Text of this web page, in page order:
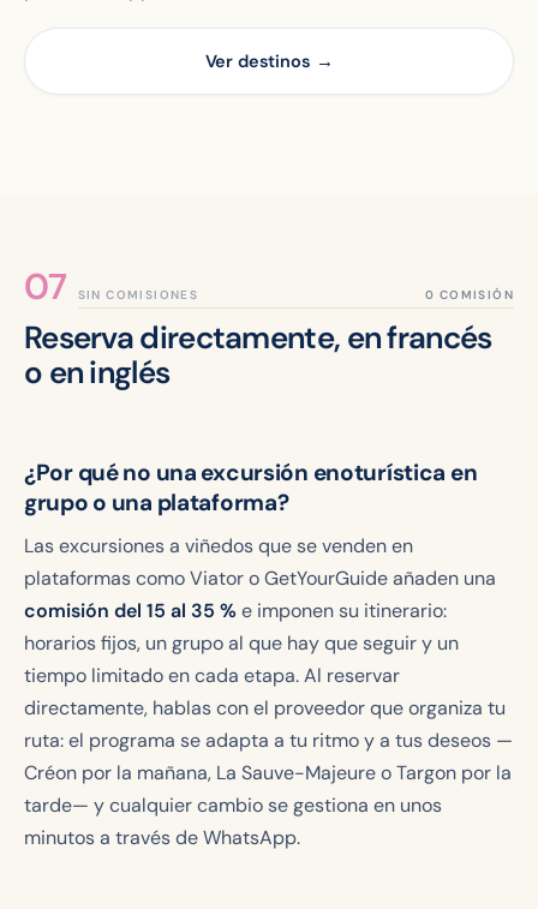
Ver destinos →
SIN COMISIONES
Reserva directamente, en francés
o en inglés
¿Por qué no una excursión enoturística en
grupo o una plataforma?
Las excursiones a viñedos que se venden en
plataformas como Viator o GetYourGuide añaden una
comisión del 15 al 35 %e imponen su itinerario:
horarios fijos, un grupo al que hay que seguir y un
tiempo limitado en cada etapa. Al reservar
directamente, hablas con el proveedor que organiza tu
ruta: el programa se adapta a tu ritmo y a tus deseos —
Créon por la mañana, La Sauve-Majeure o Targon por la
tarde— y cualquier cambio se gestiona en unos
minutos a través de WhatsApp.